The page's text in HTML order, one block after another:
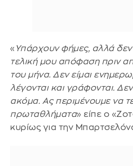
« Υπάρχουν φήμες, αλλά
τελική μου απόφαση πριν
του μήνα. Δεν είμαι
λέγονται και γράφονται.
ακόμα. Ας περιμένουμε να
πρωταθλήματα» είπε ο
κυρίως για την